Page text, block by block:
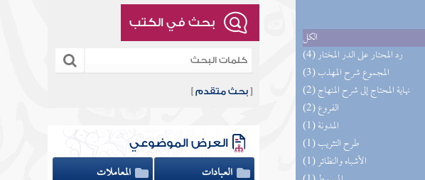
الكل
(4) رد المحتار على الدر المختار
(3) المجموع شرح المهذب
(2) نهاية المحتاج إلى شرح المنهاج
(2) الفروع
(1) المدونة
(1) طرح التثريب
(1) الأشباه والنظائر
بحث في الكتب
[بحث متقدم ]
العرض الموضوعي
العبادات
المعاملات